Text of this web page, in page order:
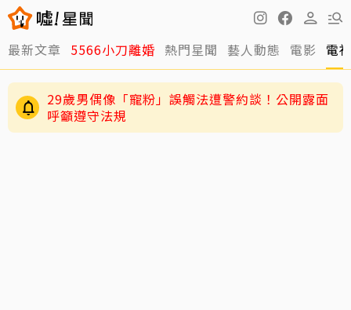
最新文章 5566小刀離婚 熱門星聞 藝人動態 電影 電
29歲男偶像「寵粉」誤觸法遭警約談！公開露面
呼籲遵守法規